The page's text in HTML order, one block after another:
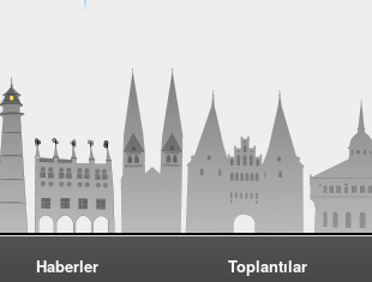
Haberler
Toplantılar